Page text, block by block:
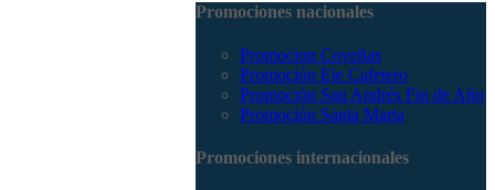
Promociones nacionales
Promocion Coveñas
Promoción Eje Cafetero
Promoción San Andrés Fin de Año
Promoción Santa Marta
Promociones internacionales